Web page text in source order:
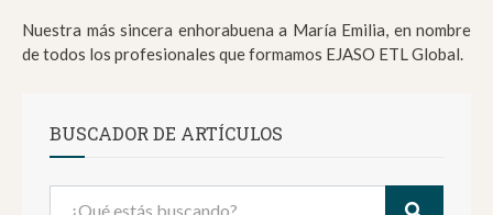
Nuestra más sincera enhorabuena a María Emilia, en nombre
de todos los profesionales que formamos EJASO ETL Global.
BUSCADOR DE ARTÍCULOS